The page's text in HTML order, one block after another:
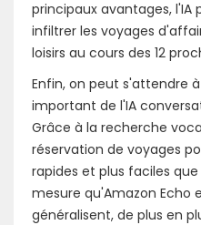
principaux avantages,
infiltrer les voyages
loisirs au cours des 12
Enfin, on peut s'attendre
important de l'IA
Grâce à la recherche
réservation de voyages
rapides et plus faciles
mesure qu'Amazon Echo
généralisent, de plus en